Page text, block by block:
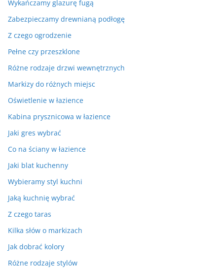
Wykańczamy glazurę fugą
Zabezpieczamy drewnianą podłogę
Z czego ogrodzenie
Pełne czy przeszklone
Różne rodzaje drzwi wewnętrznych
Markizy do różnych miejsc
Oświetlenie w łazience
Kabina prysznicowa w łazience
Jaki gres wybrać
Co na ściany w łazience
Jaki blat kuchenny
Wybieramy styl kuchni
Jaką kuchnię wybrać
Z czego taras
Kilka słów o markizach
Jak dobrać kolory
Różne rodzaje stylów